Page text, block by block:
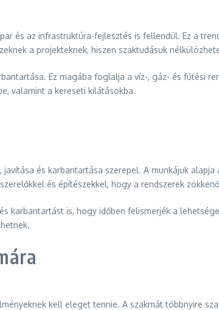
és az infrastruktúra-fejlesztés is fellendül. Ez a
a projekteknek, hiszen szaktudásuk
Ez magába foglalja a víz-, gáz- és fűtési
valamint a kereseti kilátásokba.
és karbantartása szerepel. A munkájuk
és építészekkel, hogy a rendszerek
karbantartást is, hogy időben felismerjék a
kell eleget tennie. A szakmát többnyire